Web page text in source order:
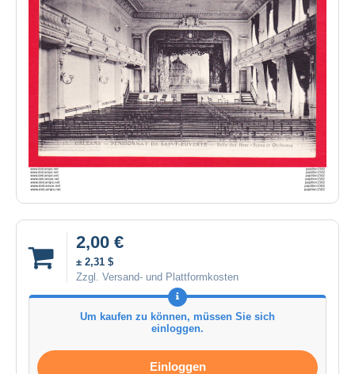
2,00 €
± 2,31 $
Zzgl. Versand- und Plattformkosten
Um kaufen zu können, müssen Sie sich
einloggen.
Einloggen